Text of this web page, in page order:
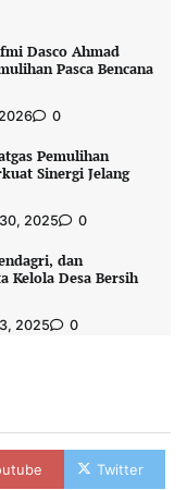
Dasco Ahmad
Pasca Bencana
0
Pemulihan
Sinergi Jelang
2025 0
dan
Kelola Desa Bersih
2025 0
Twitter